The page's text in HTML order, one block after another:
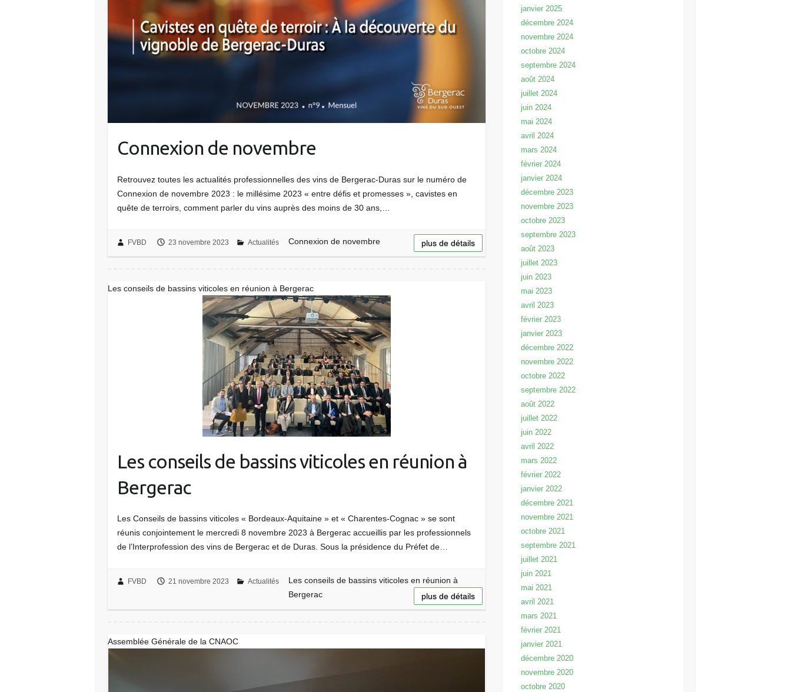
Connexion de novembre
Retrouvez toutes les actualités professionnelles des vins de Bergerac-Duras sur le numéro de
Connexion de novembre 2023 : le millésime 2023 « entre défis et promesses », cavistes en
quête de terroirs, comment parler du vins auprès des moins de 30 ans,…
FVBD 23 novembre 2023 Actualités Connexion de novembre plus de détails
Les conseils de bassins viticoles en réunion à Bergerac
Les conseils de bassins viticoles en réunion à
Bergerac
Les Conseils de bassins viticoles « Bordeaux-Aquitaine » et « Charentes-Cognac » se sont
réunis conjointement le mercredi 8 novembre 2023 à Bergerac accueillis par les professionnels
de l’Interprofession des vins de Bergerac et de Duras. Sous la présidence du Préfet de…
FVBD 21 novembre 2023 Actualités
Les conseils de bassins viticoles en réunion à
Bergerac
plus de détails
Assemblée Générale de la CNAOC
janvier 2025
décembre 2024
novembre 2024
octobre 2024
septembre 2024
août 2024
juillet 2024
juin 2024
mai 2024
avril 2024
mars 2024
février 2024
janvier 2024
décembre 2023
novembre 2023
octobre 2023
septembre 2023
août 2023
juillet 2023
juin 2023
mai 2023
avril 2023
février 2023
janvier 2023
décembre 2022
novembre 2022
octobre 2022
septembre 2022
août 2022
juillet 2022
juin 2022
avril 2022
mars 2022
février 2022
janvier 2022
décembre 2021
novembre 2021
octobre 2021
septembre 2021
juillet 2021
juin 2021
mai 2021
avril 2021
mars 2021
février 2021
janvier 2021
décembre 2020
novembre 2020
octobre 2020